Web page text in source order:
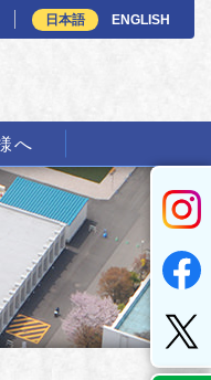
へ
日本語 ENGLISH